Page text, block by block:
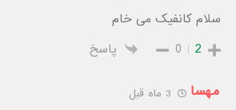
سلام کانفیک می خام
2
0 پاسخ
مهسا